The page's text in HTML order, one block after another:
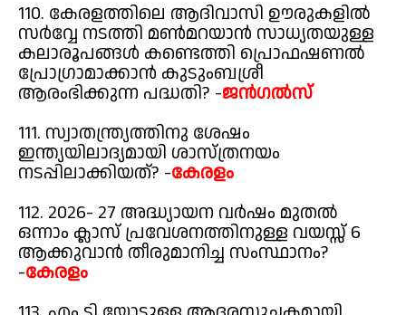
110. കേരളത്തിലെ ആദിവാസി ഊരുകളിൽ
സർവ്വേ നടത്തി മൺമറയാൻ സാധ്യതയുള്ള
കലാരൂപങ്ങൾ കണ്ടെത്തി പ്രൊഫഷണൽ
പ്രോഗ്രാമാക്കാൻ കുടുംബശ്രീ
ആരംഭിക്കുന്ന പദ്ധതി? -ജൻഗൽസ്
111. സ്വാതന്ത്ര്യത്തിനു ശേഷം
ഇന്ത്യയിലാദ്യമായി ശാസ്ത്രനയം
നടപ്പിലാക്കിയത്? -കേരളം
112. 2026- 27 അദ്ധ്യായന വർഷം മുതൽ
ഒന്നാം ക്ലാസ് പ്രവേശനത്തിനുള്ള വയസ്സ് 6
ആക്കുവാൻ തീരുമാനിച്ച സംസ്ഥാനം?
-കേരളം